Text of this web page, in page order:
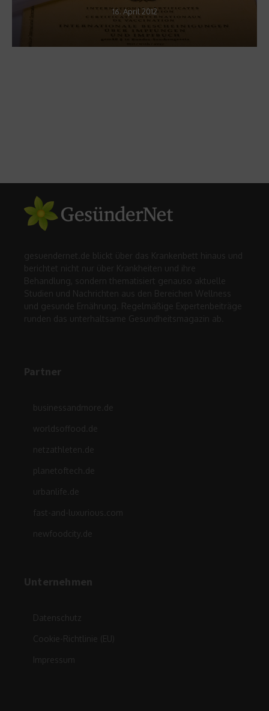
16. April 2012
gesuendernet.de blickt über das Krankenbett hinaus und
berichtet nicht nur über Krankheiten und ihre
Behandlung, sondern thematisiert genauso aktuelle
Studien und Nachrichten aus den Bereichen Wellness
und gesunde Ernährung. Regelmäßige Expertenbeiträge
runden das unterhaltsame Gesundheitsmagazin ab.
Partner
businessandmore.de
worldsoffood.de
netzathleten.de
planetoftech.de
urbanlife.de
fast-and-luxurious.com
newfoodcity.de
Unternehmen
Datenschutz
Cookie-Richtlinie (EU)
Impressum